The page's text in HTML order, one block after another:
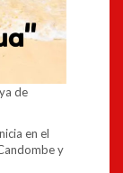
de
en el
y